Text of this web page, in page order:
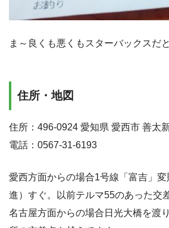
ま～良くも悪くもスターバックスだ
住所・地図
住所：496-0924 愛知県 愛西市 善太
電話：0567-31-6193
愛西方面からの場合1号線「富吉」
進）すぐ。以前テルマ55のあった交
名古屋方面からの場合日光大橋を渡